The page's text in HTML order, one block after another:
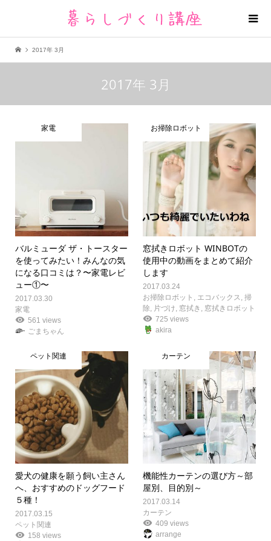
2017年 3月
2017年 3月
家電
バルミューダ ザ・トースター
を使ってみたい！みんなの気
になる口コミは？〜家電レビ
ュー①〜
2017.03.30
家電
561 views
ごまちゃん
お掃除ロボット
窓拭きロボット WINBOTの
使用中の動画をまとめて紹介
します
2017.03.24
お掃除ロボット
エコバックス ,掃
除
片づけ 窓拭き
窓拭きロボット
725 views
akira
ペット関連
愛犬の健康を願う飼い主さん
へ、おすすめのドッグフード
５種！
2017.03.15
ペット関連
158 views
カーテン
機能性カーテンの選び方～部
屋別、目的別～
2017.03.14
カーテン
409 views
arrange